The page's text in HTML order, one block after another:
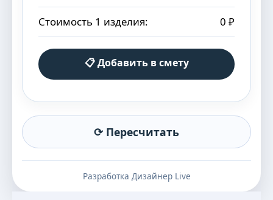
Стоимость 1 изделия: 0 ₽
📋 Добавить в смету
⟳ Пересчитать
Разработка Дизайнер Live